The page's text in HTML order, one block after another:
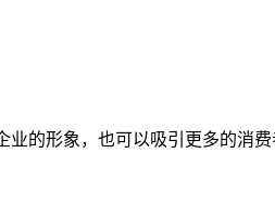
的形象，也可以吸引更多的消费